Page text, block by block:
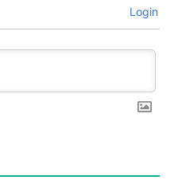
Login